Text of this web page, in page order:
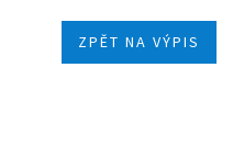
ZPĚT NA VÝPIS